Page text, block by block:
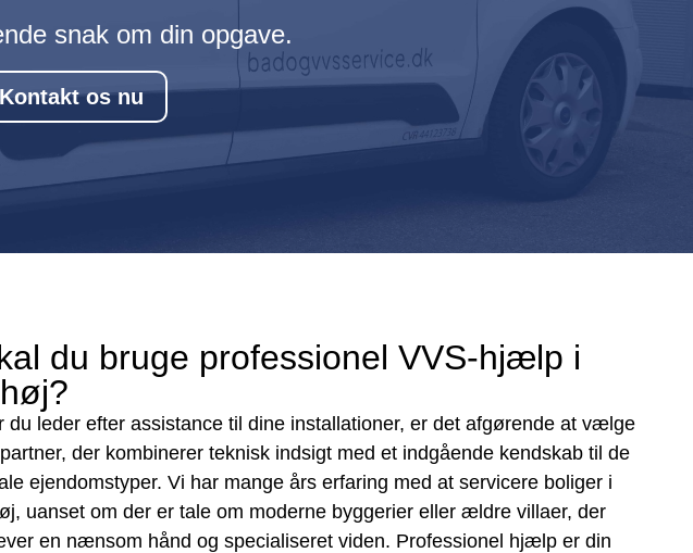
snak om din opgave.
os nu
du bruge professionel VVS-hjælp i
du leder efter assistance til dine installationer, er det afgørende at vælge
der kombinerer teknisk indsigt med et indgående kendskab til de
ejendomstyper. Vi har mange års erfaring med at servicere boliger i
uanset om der er tale om moderne byggerier eller ældre villaer, der
en nænsom hånd og specialiseret viden. Professionel hjælp er din